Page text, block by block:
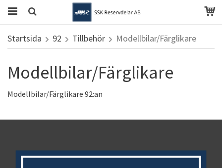
Startsida 92 Tillbehör Modellbilar/Färglikare
Modellbilar/Färglikare
Modellbilar/Färglikare 92:an